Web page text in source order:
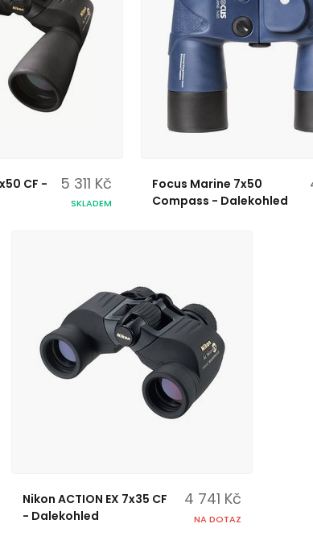
CF -
5 311 Kč
SKLADEM
Focus Marine 7x50
Compass - Dalekohled
Nikon ACTION EX 7x35 CF
- Dalekohled
4 741 Kč
NA DOTAZ